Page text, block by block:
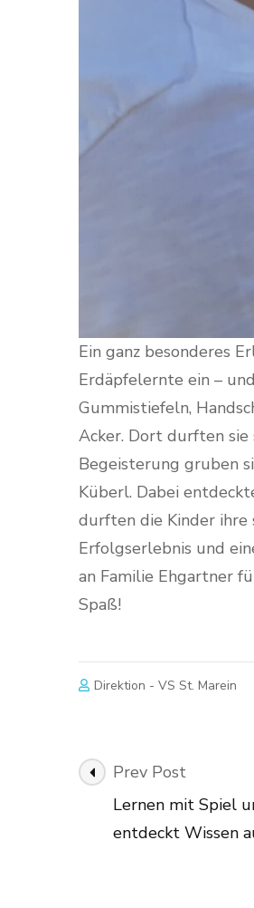
Ein ganz besonderes
Erdäpfelernte ein –
Gummistiefeln,
Acker. Dort durften
Begeisterung gruben
Küberl. Dabei
durften die Kinder ihre
Erfolgserlebnis und
an Familie Ehgartner
Spaß!
Direktion - VS St. Marein
Post
Navigation
Prev Post
Lernen mit Spiel
entdeckt Wissen